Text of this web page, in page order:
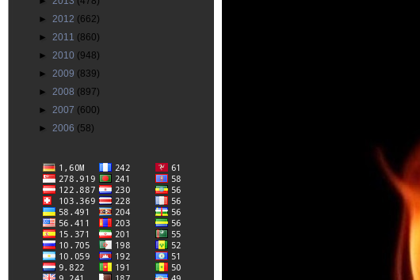
► 2012 (662)
► 2011 (860)
► 2010 (948)
► 2009 (839)
► 2008 (897)
► 2007 (600)
► 2006 (58)